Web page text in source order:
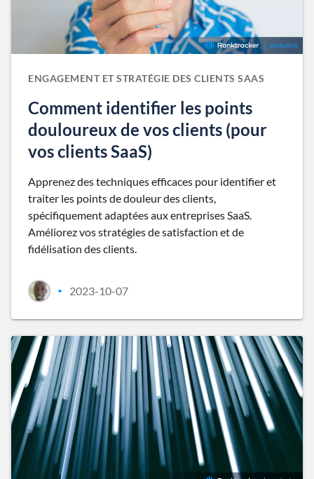
ENGAGEMENT ET STRATÉGIE DES CLIENTS SAAS
Comment identifier les points
douloureux de vos clients (pour
vos clients SaaS)
Apprenez des techniques efficaces pour identifier et
traiter les points de douleur des clients,
spécifiquement adaptées aux entreprises SaaS.
Améliorez vos stratégies de satisfaction et de
fidélisation des clients.
• 2023-10-07